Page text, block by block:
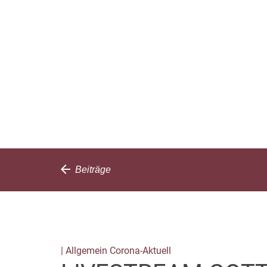
Beiträge
| Allgemein Corona-Aktuell